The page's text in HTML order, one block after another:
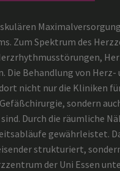
Zum Spektrum des
Behandlung von
nicht nur die Kliniken
sondern
Durch die räumliche
gewährleistet.
strukturiert,
der Uni Essen